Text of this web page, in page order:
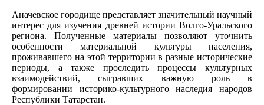
Аначевское городище представляет значительный научный
интерес для изучения древней истории Волго-Уральского
региона. Полученные материалы позволяют уточнить
особенности материальной культуры населения,
проживавшего на этой территории в разные исторические
периоды, а также проследить процессы культурных
взаимодействий, сыгравших важную роль в
формировании историко-культурного наследия народов
Республики Татарстан.